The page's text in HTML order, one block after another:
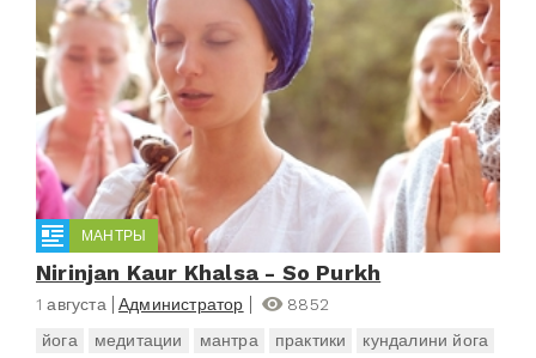
МАНТРЫ
Nirinjan Kaur Khalsa - So Purkh
1 августа Администратор
8852
йога
медитации мантра практики кундалини йога